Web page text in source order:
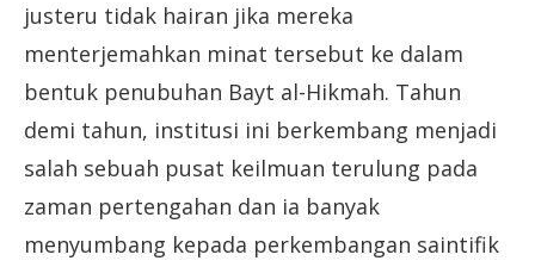
justeru tidak hairan jika mereka
menterjemahkan minat tersebut ke dalam
bentuk penubuhan Bayt al-Hikmah. Tahun
demi tahun, institusi ini berkembang menjadi
salah sebuah pusat keilmuan terulung pada
zaman pertengahan dan ia banyak
menyumbang kepada perkembangan saintifik